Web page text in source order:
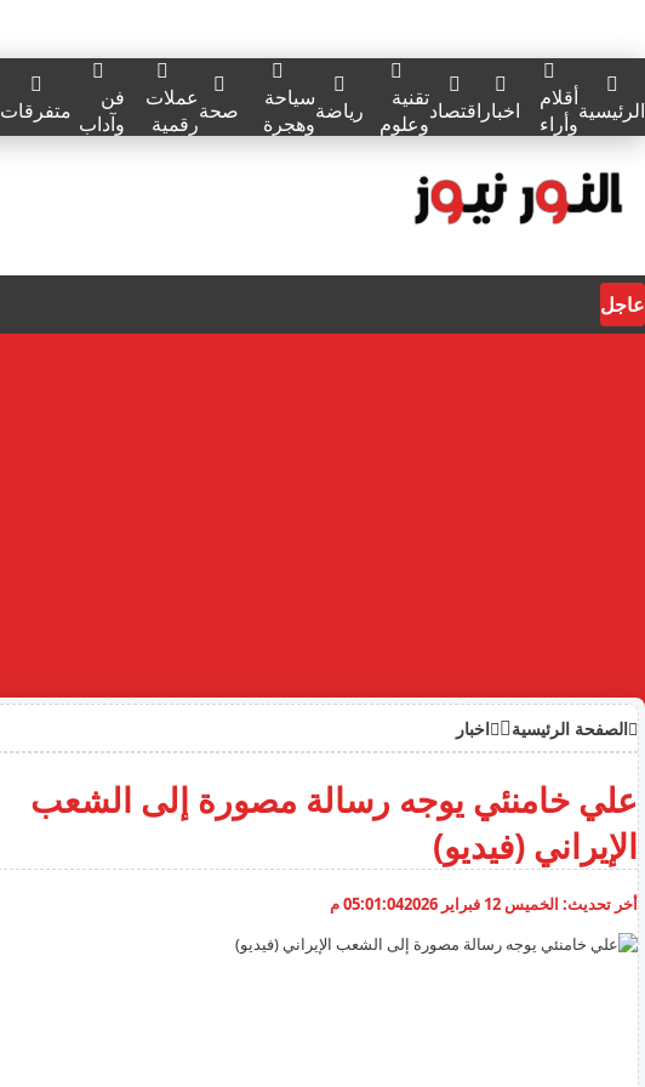
الرئيسيةأقلام
وأراء
اخبار اقتصادتقنية
وعلوم
رياضةسياحة
وهجرة
صحةعملات
رقمية
فن
وآداب متفرقات
عاجل
الصفحة الرئيسية اخبار
علي خامنئي يوجه رسالة مصورة إلى الشعب
الإيراني (فيديو)
أخر تحديث: الخميس 12 فبراير 2026 05:01:04 م